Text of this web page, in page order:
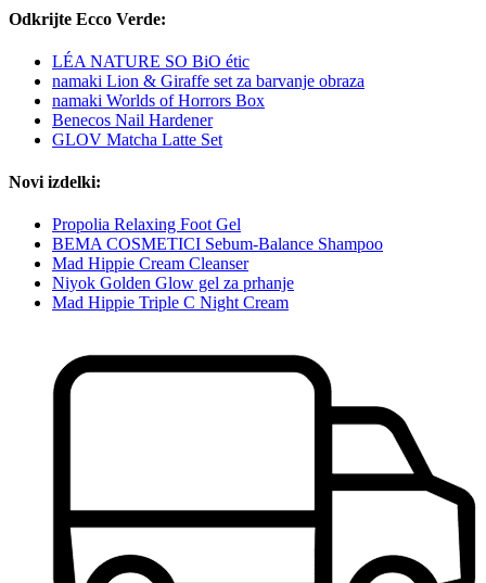
Odkrijte Ecco Verde:
LÉA NATURE SO BiO étic
namaki Lion & Giraffe set za barvanje obraza
namaki Worlds of Horrors Box
Benecos Nail Hardener
GLOV Matcha Latte Set
Novi izdelki:
Propolia Relaxing Foot Gel
BEMA COSMETICI Sebum-Balance Shampoo
Mad Hippie Cream Cleanser
Niyok Golden Glow gel za prhanje
Mad Hippie Triple C Night Cream